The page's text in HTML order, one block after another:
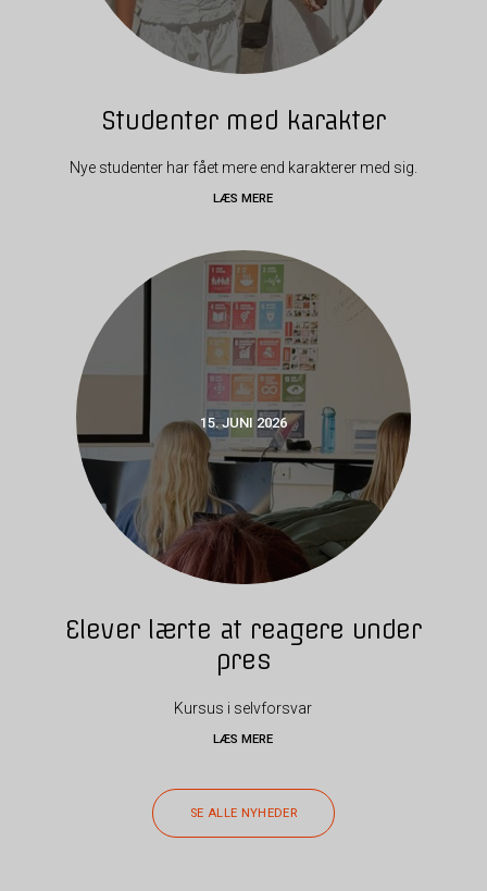
Studenter med karakter
Nye studenter har fået mere end karakterer med sig.
LÆS MERE
15. JUNI 2026
Elever lærte at reagere under
pres
Kursus i selvforsvar
LÆS MERE
SE ALLE NYHEDER